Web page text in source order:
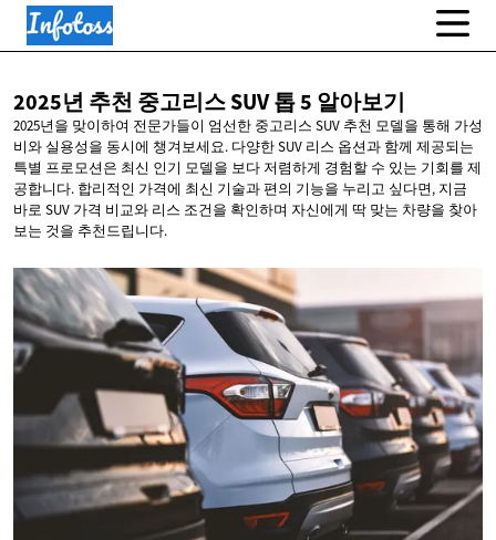
2025년 추천 중고리스 SUV 톱5 알아보기
2025년을 맞이하여 전문가들이 엄선한 중고리스 SUV 추천 모델을 통해 가성
비와 실용성을 동시에 챙겨보세요. 다양한 SUV 리스 옵션과 함께 제공되는
특별 프로모션은 최신 인기 모델을 보다 저렴하게 경험할 수 있는 기회를 제
공합니다. 합리적인 가격에 최신 기술과 편의 기능을 누리고 싶다면, 지금
바로 SUV 가격 비교와 리스 조건을 확인하며 자신에게 딱 맞는 차량을 찾아
보는 것을 추천드립니다.